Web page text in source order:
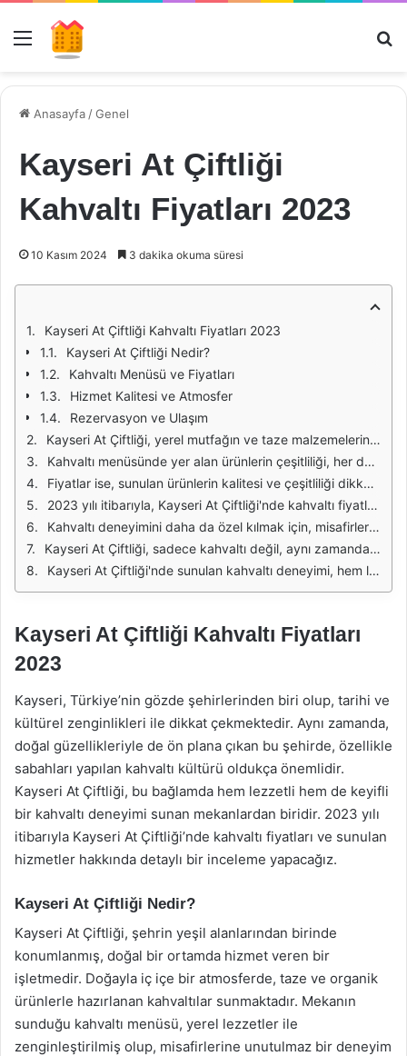
Menü
Anasayfa /Genel
Kayseri At Çiftliği
Kahvaltı Fiyatları 2023
10 Kasım 2024 3 dakika okuma süresi
Kayseri At Çiftliği Kahvaltı Fiyatları 2023
Kayseri At Çiftliği Nedir?
Kahvaltı Menüsü ve Fiyatları
Hizmet Kalitesi ve Atmosfer
Rezervasyon ve Ulaşım
Kayseri At Çiftliği, yerel mutfağın ve taze malzemelerin öne çıktığı bir kahvaltı deneyimi sunmaktadır. 2023 yılı itibarıyla, kahvaltı menüsünde sunulan ürünler ve fiyatlar, misafirlerin beklentilerini karşılayacak şekilde düzenlenmiştir. Özellikle doğal ve organik ürünlerin kullanılması, kahvaltının kalitesini artırmakta ve misafirlerin sağlıklı beslenme ihtiyaçlarını karşılamaktadır.
Kahvaltı menüsünde yer alan ürünlerin çeşitliliği, her damak zevkine hitap etmektedir. Peynir çeşitleri, zeytinler, köy yumurtası, taze sebzeler ve ev yapımı reçeller, Kayseri At Çiftliği'nin kahvaltısının vazgeçilmezleri arasındadır. Bu ürünlerin yanı sıra, yöresel lezzetler de kahvaltıda yer almakta ve misafirlere farklı tatlar sunulmaktadır.
Fiyatlar ise, sunulan ürünlerin kalitesi ve çeşitliliği dikkate alındığında oldukça makul seviyelerde kalmaktadır. Kahvaltı fiyatları, kişi başı olarak belirlenmiş olup, grup indirimleri gibi avantajlar da sunulmaktadır. Böylece, aileler veya arkadaş grupları bir araya geldiğinde daha uygun fiyatlarla bu keyifli deneyimi yaşayabilmektedir.
2023 yılı itibarıyla, Kayseri At Çiftliği'nde kahvaltı fiyatları, genellikle 150 TL ile 250 TL arasında değişiklik göstermektedir. Bu fiyatlar, sunulan içeriklerin zenginliğine ve kullanılan malzemelerin kalitesine bağlı olarak farklılık göstermektedir. Ayrıca, özel günlerde veya hafta sonlarında fiyatlarda küçük artışlar gözlemlenebilir.
Kahvaltı deneyimini daha da özel kılmak için, misafirler çeşitli içecek seçenekleri ile kahvaltılarını zenginleştirebilmektedir. Çay, kahve, taze sıkılmış meyve suları gibi içecekler, fiyatlara dahil olabileceği gibi, ek ücret karşılığında da sunulabilmektedir. Bu durum, misafirlerin kendi tercihleri doğrultusunda kahvaltılarını özelleştirmelerine olanak tanımaktadır.
Kayseri At Çiftliği, sadece kahvaltı değil, aynı zamanda güzel bir doğa manzarası eşliğinde dinlendirici bir ortam sunmaktadır. Bu nedenle, kahvaltı yaparken doğanın keyfini çıkarmak isteyenler için ideal bir mekan olmaktadır. Misafirler, açık hava alanında veya kapalı alanlarda, rahat bir ortamda kahvaltı yapma imkanı bulmaktadır.
Kayseri At Çiftliği'nde sunulan kahvaltı deneyimi, hem lezzetli hem de uygun fiyatlı seçenekler arayanlar için oldukça cazip bir alternatif sunmaktadır. 2023 yılı itibarıyla belirlenen fiyatlar, sağlıklı ve doğal ürünlerle hazırlanan bir kahvaltı için oldukça makuldür ve burada geçirilen zaman, misafirlere unutulmaz anlar yaşatmaktadır.
Kayseri At Çiftliği Kahvaltı Fiyatları
2023
Kayseri, Türkiye’nin gözde şehirlerinden biri olup, tarihi ve
kültürel zenginlikleri ile dikkat çekmektedir. Aynı zamanda,
doğal güzellikleriyle de ön plana çıkan bu şehirde, özellikle
sabahları yapılan kahvaltı kültürü oldukça önemlidir.
Kayseri At Çiftliği, bu bağlamda hem lezzetli hem de keyifli
bir kahvaltı deneyimi sunan mekanlardan biridir. 2023 yılı
itibarıyla Kayseri At Çiftliği’nde kahvaltı fiyatları ve sunulan
hizmetler hakkında detaylı bir inceleme yapacağız.
Kayseri At Çiftliği Nedir?
Kayseri At Çiftliği, şehrin yeşil alanlarından birinde
konumlanmış, doğal bir ortamda hizmet veren bir
işletmedir. Doğayla iç içe bir atmosferde, taze ve organik
ürünlerle hazırlanan kahvaltılar sunmaktadır. Mekanın
sunduğu kahvaltı menüsü, yerel lezzetler ile
zenginleştirilmiş olup, misafirlerine unutulmaz bir deneyim